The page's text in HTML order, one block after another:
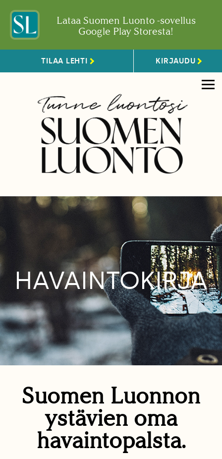
Lataa Suomen Luonto -sovellus
Google Play Storesta!
TILAA LEHTI KIRJAUDU
HAVAINTOKIRJA
Suomen Luonnon
ystävien oma
havaintopalsta.